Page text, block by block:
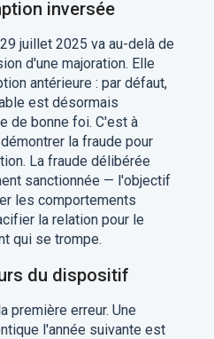
inversée
juillet 2025 va au-delà de
d'une majoration. Elle
antérieure : par défaut,
est désormais
de bonne foi. C'est à
la fraude pour
La fraude délibérée
sanctionnée — l'objectif
les comportements
la relation pour le
qui se trompe.
du dispositif
première erreur. Une
l'année suivante est